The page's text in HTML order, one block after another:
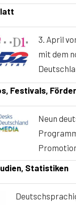
3. April
mit dem
Festivals,
Neun
Statistiken